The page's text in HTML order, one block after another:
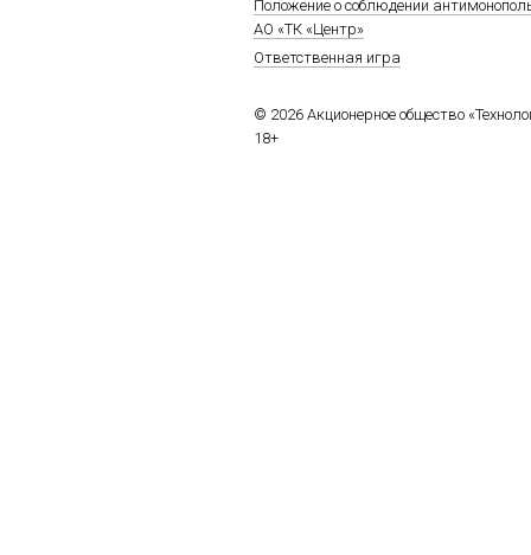
Положение о соблюдении
АО «ТК «Центр»
Ответственная игра
© 2026 Акционерное общество
18+